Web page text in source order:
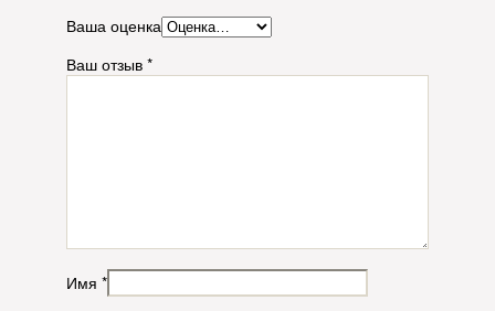
Ваша оценка
Ваш отзыв *
Имя *